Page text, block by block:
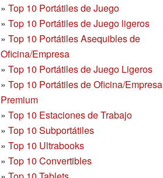
» Top 10 Portátiles de Juego
» Top 10 Portátiles de Juego ligeros
» Top 10 Portátiles Asequibles de
Oficina/Empresa
» Top 10 Portátiles de Juego Ligeros
» Top 10 Portátiles de Oficina/Empresa
Premium
» Top 10 Estaciones de Trabajo
» Top 10 Subportátiles
» Top 10 Ultrabooks
» Top 10 Convertibles